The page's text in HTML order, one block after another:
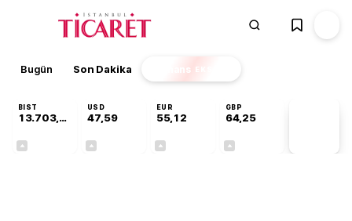
Bugün Son Dakika Finans EKSTRA
BIST
13.703,13
USD
47,59
EUR
55,12
GBP
64,25